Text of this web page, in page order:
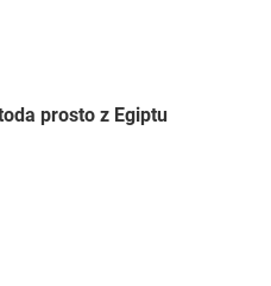
prosto z Egiptu